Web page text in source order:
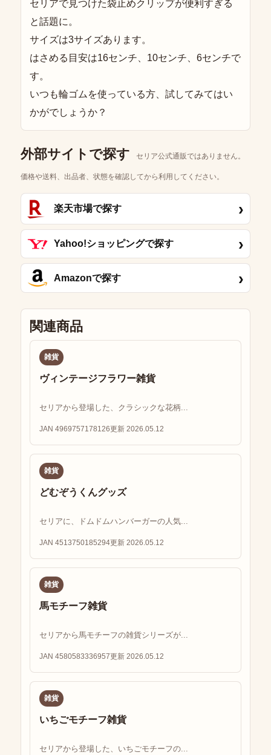
セリアで見つけた袋止めクリップが便利すぎる
と話題に。
サイズは3サイズあります。
はさめる目安は16センチ、10センチ、6センチで
す。
いつも輪ゴムを使っている方、試してみてはい
かがでしょうか？
外部サイトで探す セリア公式通販ではありません。
価格や送料、出品者、状態を確認してから利用してください。
楽天市場で探す ›
Yahoo!ショッピングで探す ›
Amazonで探す ›
関連商品
雑貨
ヴィンテージフラワー雑貨
セリアから登場した、クラシックな花柄...
JAN 4969757178126更新 2026.05.12
雑貨
どむぞうくんグッズ
セリアに、ドムドムハンバーガーの人気...
JAN 4513750185294更新 2026.05.12
雑貨
馬モチーフ雑貨
セリアから馬モチーフの雑貨シリーズが...
JAN 4580583336957更新 2026.05.12
雑貨
いちごモチーフ雑貨
セリアから登場した、いちごモチーフの...